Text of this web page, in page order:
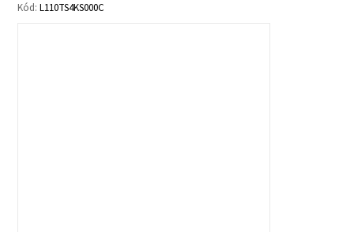
Kód:L110TS4KS000C